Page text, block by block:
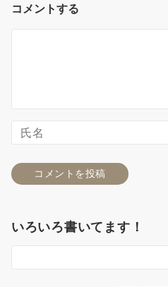
コメントする
いろいろ書いてます！